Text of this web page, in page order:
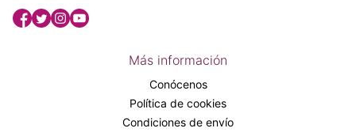
Más información
Conócenos
Política de cookies
Condiciones de envío